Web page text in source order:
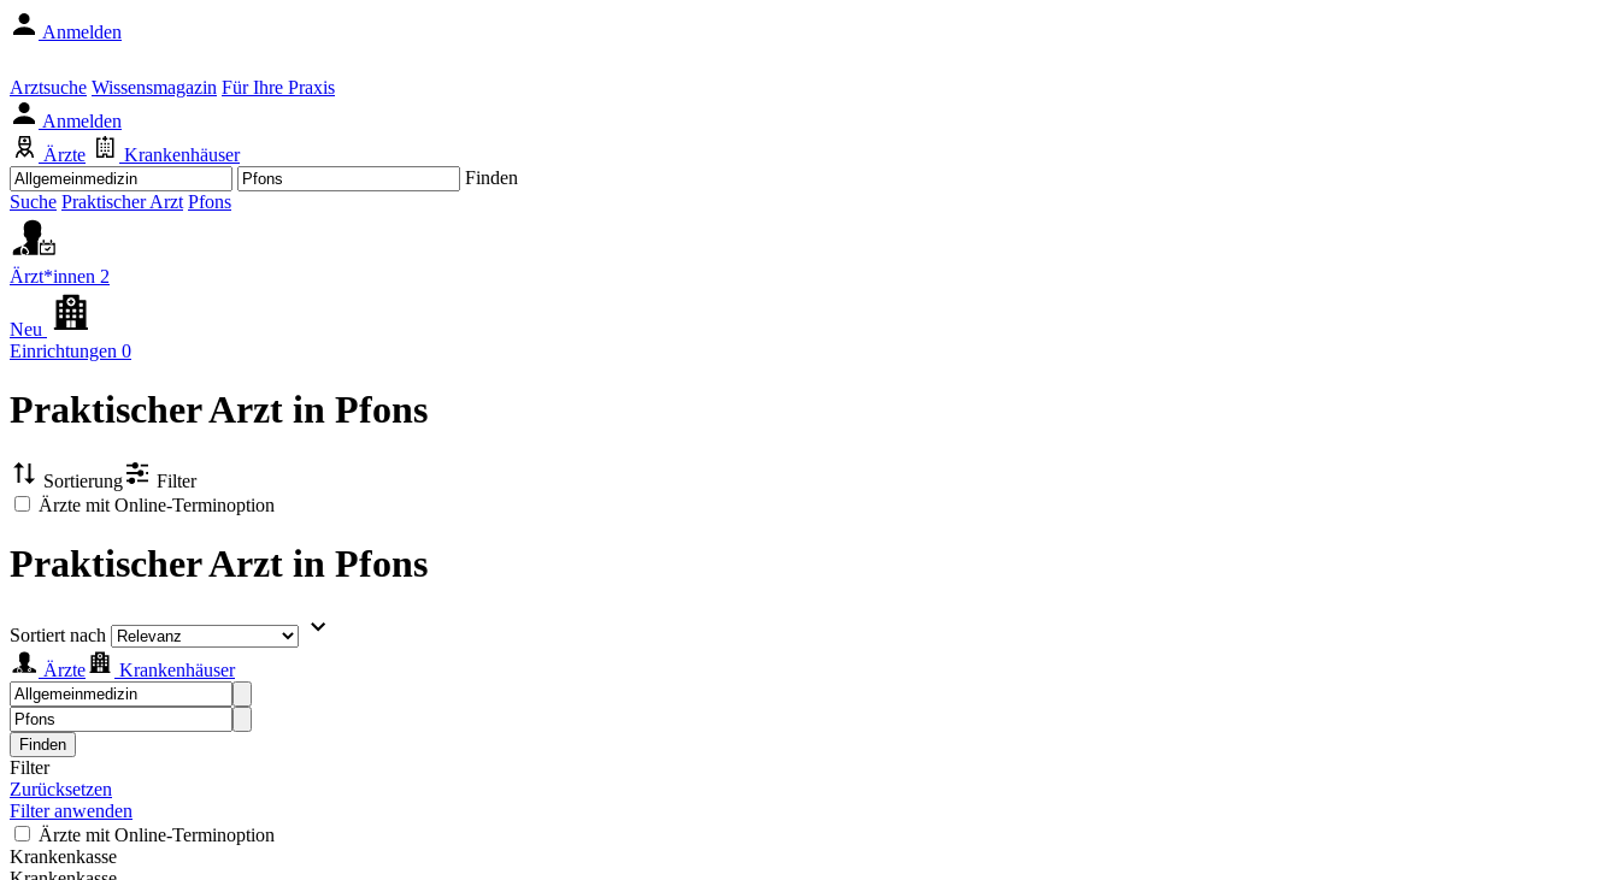
Anmelden
Arztsuche Wissensmagazin Für Ihre Praxis
Anmelden
Ärzte
Krankenhäuser
Finden
Suche Praktischer Arzt Pfons
Ärzt*innen 2
Neu
Einrichtungen 0
Praktischer Arzt in Pfons
Sortierung
Filter
Ärzte mit Online-Terminoption
Praktischer Arzt in Pfons
Sortiert nach
Ärzte
Krankenhäuser
Finden
Filter
Zurücksetzen
Filter anwenden
Ärzte mit Online-Terminoption
Krankenkasse